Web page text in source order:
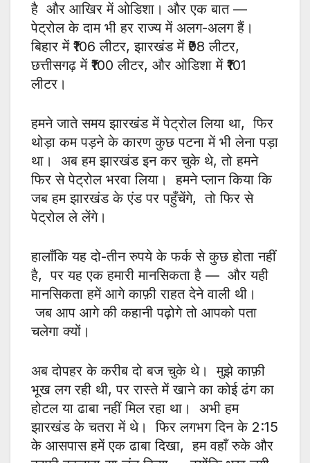
है और आखिर में ओडिशा। और एक बात —
पेट्रोल के दाम भी हर राज्य में अलग-अलग हैं।
बिहार में ₹106 लीटर, झारखंड में ₹98 लीटर,
छत्तीसगढ़ में ₹100 लीटर, और ओडिशा में ₹101
लीटर।
हमने जाते समय झारखंड में पेट्रोल लिया था, फिर
थोड़ा कम पड़ने के कारण कुछ पटना में भी लेना पड़ा
था। अब हम झारखंड इन कर चुके थे, तो हमने
फिर से पेट्रोल भरवा लिया। हमने प्लान किया कि
जब हम झारखंड के एंड पर पहुँचेंगे, तो फिर से
पेट्रोल ले लेंगे।
हालाँकि यह दो-तीन रुपये के फर्क से कुछ होता नहीं
है, पर यह एक हमारी मानसिकता है — और यही
मानसिकता हमें आगे काफ़ी राहत देने वाली थी।
जब आप आगे की कहानी पढ़ोगे तो आपको पता
चलेगा क्यों।
अब दोपहर के करीब दो बज चुके थे। मुझे काफ़ी
भूख लग रही थी, पर रास्ते में खाने का कोई ढंग का
होटल या ढाबा नहीं मिल रहा था। अभी हम
झारखंड के चतरा में थे। फिर लगभग दिन के 2:15
के आसपास हमें एक ढाबा दिखा, हम वहाँ रुके और